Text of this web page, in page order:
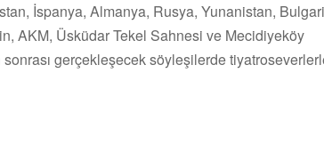
İspanya, Almanya, Rusya, Yunanistan,
AKM, Üsküdar Tekel Sahnesi ve Mecidiyeköy
gerçekleşecek söyleşilerde